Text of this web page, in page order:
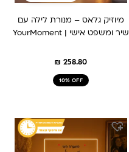
מיוזיק גלאס – מנורת לילה עם
שיר ומשפט אישי | YourMoment
₪ 258.80
10% OFF
המחיר
היה:
המחיר
הוא: